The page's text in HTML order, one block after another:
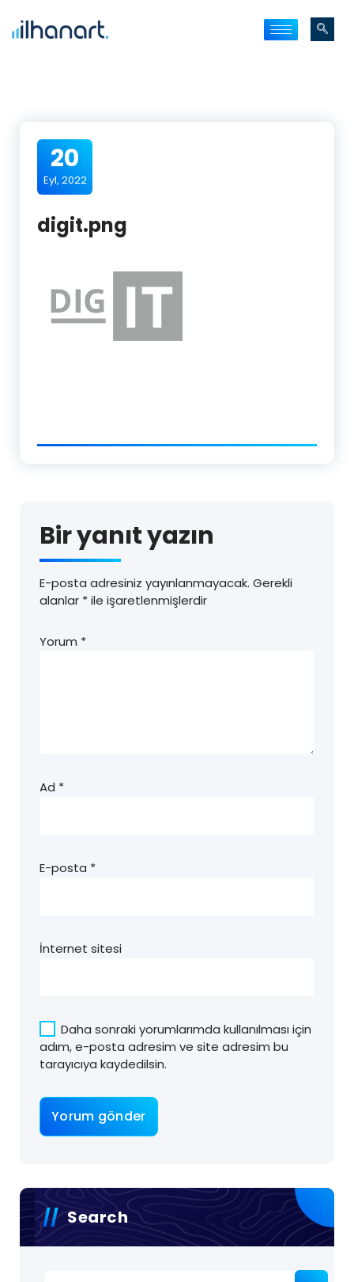
20
Eyl, 2022
digit.png
Bir yanıt yazın
E-posta adresiniz yayınlanmayacak. Gerekli
alanlar *ile işaretlenmişlerdir
Yorum *
Ad *
E-posta *
İnternet sitesi
Daha sonraki yorumlarımda kullanılması için
adım, e-posta adresim ve site adresim bu
tarayıcıya kaydedilsin.
Search